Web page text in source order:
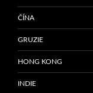
ČÍNA
GRUZIE
HONG KONG
INDIE